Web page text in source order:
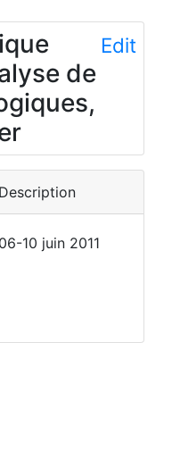
de
Edit
Description
06-10 juin 2011